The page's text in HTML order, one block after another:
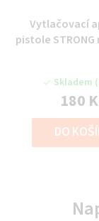
Vytlačovací
pistole
Skladem
180
DO